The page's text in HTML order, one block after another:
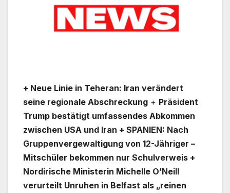
+ Neue Linie in Teheran: Iran verändert
seine regionale Abschreckung + Präsident
Trump bestätigt umfassendes Abkommen
zwischen USA und Iran + SPANIEN: Nach
Gruppenvergewaltigung von 12-Jähriger –
Mitschüler bekommen nur Schulverweis +
Nordirische Ministerin Michelle O’Neill
verurteilt Unruhen in Belfast als „reinen